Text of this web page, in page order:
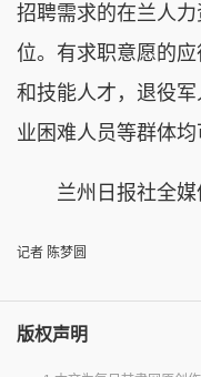
招聘需求的在兰人
位。有求职意愿的
和技能人才，退役
业困难人员等群体均
兰州日报社全媒
记者 陈梦圆
版权声明